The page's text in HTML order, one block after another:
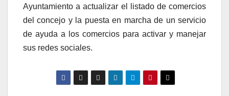
Ayuntamiento aactualizar el listado de comercios
del concejo y la puesta en marcha de un servicio
de ayuda a los comercios para activar y manejar
sus redes sociales.